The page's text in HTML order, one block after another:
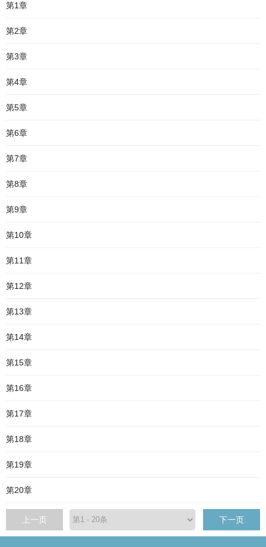
第1章
第2章
第3章
第4章
第5章
第6章
第7章
第8章
第9章
第10章
第11章
第12章
第13章
第14章
第15章
第16章
第17章
第18章
第19章
第20章
上一页 下一页